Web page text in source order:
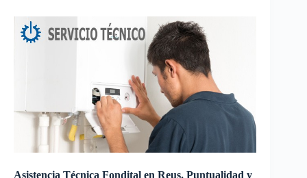
Asistencia Técnica Fondital en Reus. Puntualidad y